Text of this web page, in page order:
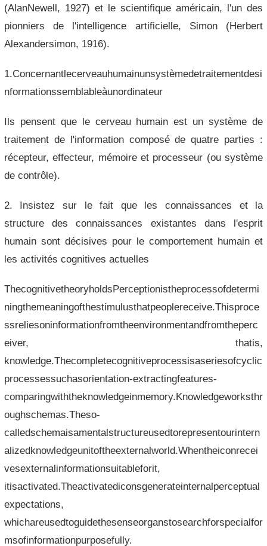
(AlanNewell, 1927) et le scientifique américain, l'un des
pionniers de l'intelligence artificielle, Simon (Herbert
Alexandersimon, 1916).
1.Concernantlecerveauhumainunsystèmedetraitementdesi
nformationssemblableàunordinateur
Ils pensent que le cerveau humain est un système de
traitement de l'information composé de quatre parties :
récepteur, effecteur, mémoire et processeur (ou système
de contrôle).
2. Insistez sur le fait que les connaissances et la
structure des connaissances existantes dans l'esprit
humain sont décisives pour le comportement humain et
les activités cognitives actuelles
ThecognitivetheoryholdsPerceptionistheprocessofdetermi
ningthemeaningofthestimulusthatpeoplereceive.Thisproce
ssreliesoninformationfromtheenvironmentandfromtheperc
eiver, thatis,
knowledge.Thecompletecognitiveprocessisaseriesofcyclic
processessuchasorientation-extractingfeatures-
comparingwiththeknowledgeinmemory.Knowledgeworksthr
oughschemas.Theso-
calledschemaisamentalstructureusedtorepresentourintern
alizedknowledgeunitoftheexternalworld.Whentheiconrecei
vesexternalinformationsuitableforit,
itisactivated.Theactivatediconsgenerateinternalperceptual
expectations,
whichareusedtoguidethesenseorganstosearchforspecialfor
msofinformationpurposefully.